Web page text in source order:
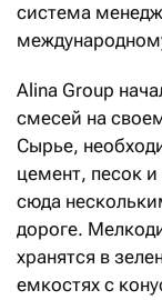
система
Alina Group
смесей на
Сырье,
цемент, песок
сюда
дороге.
хранятся в
емкостях с